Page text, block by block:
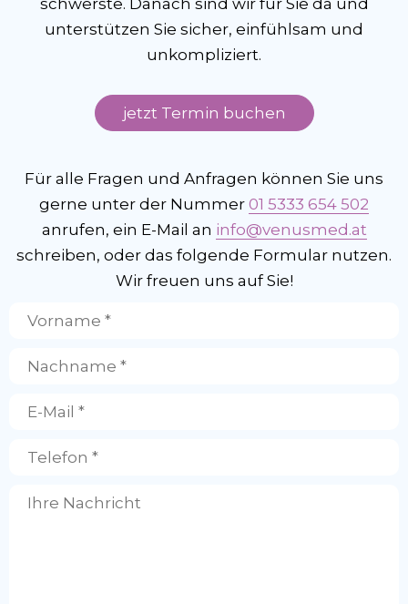
schwerste. Danach sind wir für Sie da und
unterstützen Sie sicher, einfühlsam und
unkompliziert.
jetzt Termin buchen
Für alle Fragen und Anfragen können Sie uns
gerne unter der Nummer 01 5333 654 502
anrufen, ein E-Mail an info@venusmed.at
schreiben, oder das folgende Formular nutzen.
Wir freuen uns auf Sie!